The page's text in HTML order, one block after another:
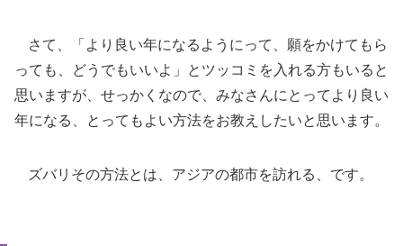
さて、「より良い年になるようにって、願をかけてもら
っても、どうでもいいよ」とツッコミを入れる方もいると
思いますが、せっかくなので、みなさんにとってより良い
年になる、とってもよい方法をお教えしたいと思います。
ズバリその方法とは、アジアの都市を訪れる、です。